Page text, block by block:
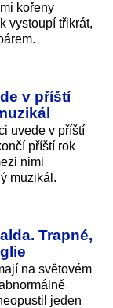
kořeny
vystoupí třikrát,
v příští
uvede v příští
příští rok
nimi
muzikál.
Trapné,
na světovém
jeden